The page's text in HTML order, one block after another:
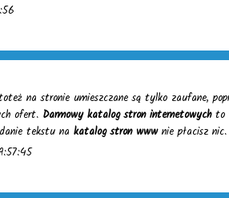
na stronie umieszczane są tylko zaufane,
ofert. Darmowy katalog stron internetowychto
tekstu na katalog stron wwwnie płacisz nic.